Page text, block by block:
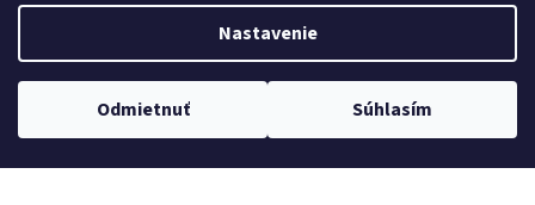
Nastavenie
Odmietnuť Súhlasím
Vytvoril Shoptet
Copyright 2026bakotrade.sk
. Všetky práva vyhradené.
Upraviť nastavenie cookies